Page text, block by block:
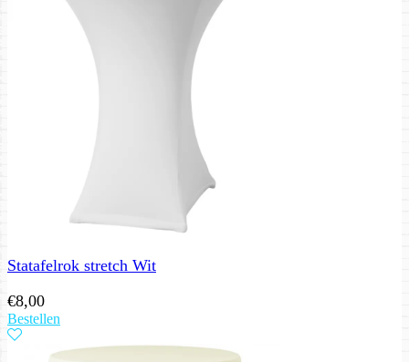
Statafelrok stretch Wit
€8,00
Bestellen